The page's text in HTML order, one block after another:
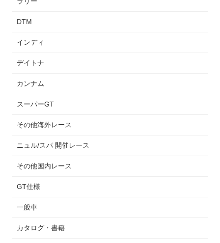
DTM
インディ
デイトナ
カンナム
スーパーGT
その他海外レース
ニュル/スパ 開催レース
その他国内レース
GT仕様
一般車
カタログ・書籍